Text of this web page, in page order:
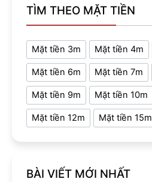
TÌM THEO MẶT TIỀN
Mặt tiền 3m Mặt tiền 4m
Mặt tiền 6m Mặt tiền 7m
Mặt tiền 9m Mặt tiền 10m
Mặt tiền 12m Mặt tiền 15m
BÀI VIẾT MỚI NHẤT